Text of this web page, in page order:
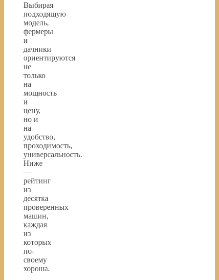
Выбирая
подходящую
модель,
фермеры
и
дачники
ориентируются
не
только
на
мощность
и
цену,
но и
на
удобство,
проходимость,
универсальность.
Ниже
—
рейтинг
из
десятка
проверенных
машин,
каждая
из
которых
по-
своему
хороша.